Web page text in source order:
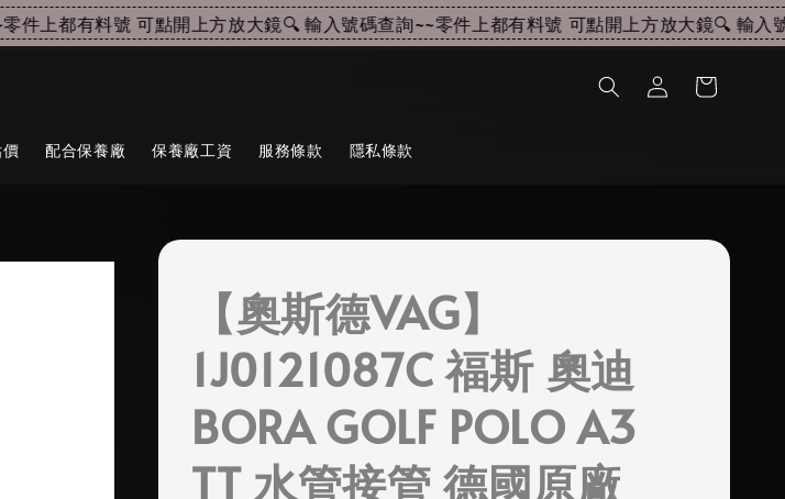
上都有料號 可點開上方放大鏡🔍 輸入號碼查詢~~零件上都有料號 可點開上方放大鏡🔍 輸入號
配合保養廠 保養廠工資 服務條款 隱私條款
【奧斯德VAG】
1J0121087C 福斯 奧迪
BORA GOLF POLO A3
TT 水管接管 德國原廠